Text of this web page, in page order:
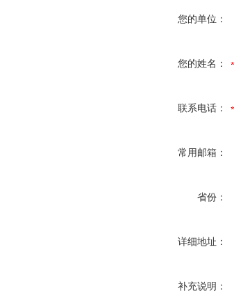
您的单位：
您的姓名：
联系电话：
常用邮箱：
省份：
详细地址：
补充说明：